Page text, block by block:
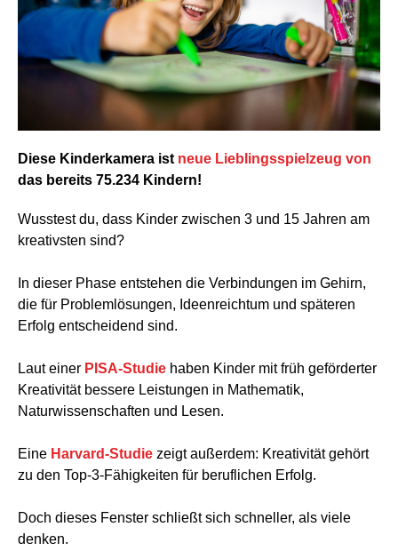
Diese Kinderkamera ist neue Lieblingsspielzeug von
das bereits 75.234 Kindern!
Wusstest du, dass Kinder zwischen 3 und 15 Jahren am
kreativsten sind?
In dieser Phase entstehen die Verbindungen im Gehirn,
die für Problemlösungen, Ideenreichtum und späteren
Erfolg entscheidend sind.
Laut einer PISA-Studie haben Kinder mit früh geförderter
Kreativität bessere Leistungen in Mathematik,
Naturwissenschaften und Lesen.
Eine Harvard-Studie zeigt außerdem: Kreativität gehört
zu den Top-3-Fähigkeiten für beruflichen Erfolg.
Doch dieses Fenster schließt sich schneller, als viele
denken.